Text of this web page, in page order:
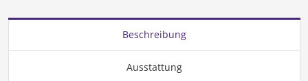
Beschreibung
Ausstattung